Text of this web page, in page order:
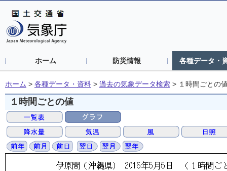
ホーム 防災情報 各種データ・
ホーム > 各種データ・資料 > 過去の気象データ検索 > １時間ごとの
１時間ごとの値